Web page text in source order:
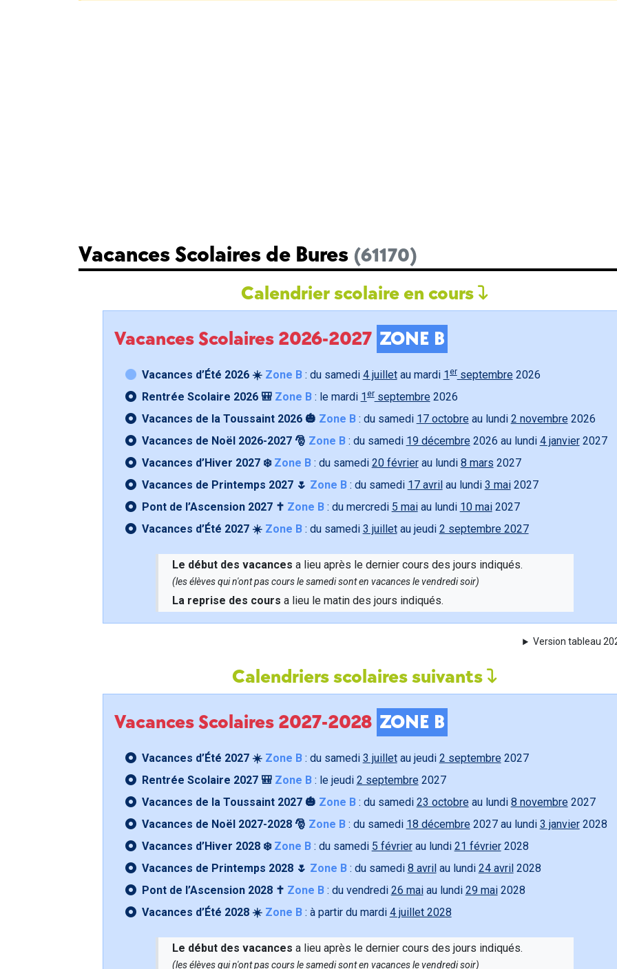
Vacances Scolaires de Bures (61170)
Calendrier scolaire en cours
Vacances Scolaires 2026-2027 ZONE B
Vacances d’Été 2026 ☀️ Zone B: du samedi 4 juilletau mardi 1 erseptembre 2026
Rentrée Scolaire 2026 🎒 Zone B: le mardi 1erseptembre 2026
Vacances de la Toussaint 2026 🎃 Zone B: du samedi 17 octobre au lundi 2 novembre 2026
Vacances de Noël 2026-2027 🎅 Zone B: du samedi 19 décembre 2026 au lundi 4 janvier2027
Vacances d’Hiver 2027 ❄️ Zone B: du samedi 20 févrierau lundi 8 mars 2027
Vacances de Printemps 2027 🌷 Zone B: du samedi 17 avril au lundi 3 mai2027
Pont de l’Ascension 2027 ✝️ Zone B: du mercredi 5 maiau lundi 10 mai2027
Vacances d’Été 2027 ☀️ Zone B: du samedi 3 juilletau jeudi 2 septembre 2027
Le début des vacances a lieu après le dernier cours des jours indiqués.
(les élèves qui n'ont pas cours le samedi sont en vacances le vendredi soir)
La reprise des cours a lieu le matin des jours indiqués.
Version tableau
Calendriers scolaires suivants
Vacances Scolaires 2027-2028 ZONE B
Vacances d’Été 2027 ☀️ Zone B: du samedi 3 juilletau jeudi 2 septembre 2027
Rentrée Scolaire 2027 🎒 Zone B: le jeudi 2 septembre 2027
Vacances de la Toussaint 2027 🎃 Zone B: du samedi 23 octobre au lundi 8 novembre 2027
Vacances de Noël 2027-2028 🎅 Zone B: du samedi 18 décembre 2027 au lundi 3 janvier2028
Vacances d’Hiver 2028 ❄️ Zone B: du samedi 5 févrierau lundi 21 février2028
Vacances de Printemps 2028 🌷 Zone B: du samedi 8 avril au lundi 24 avril 2028
Pont de l’Ascension 2028 ✝️ Zone B: du vendredi 26 maiau lundi 29 mai2028
Vacances d’Été 2028 ☀️ Zone B: à partir du mardi 4 juillet 2028
Le début des vacances a lieu après le dernier cours des jours indiqués.
(les élèves qui n'ont pas cours le samedi sont en vacances le vendredi soir)